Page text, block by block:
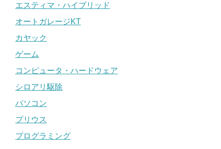
エスティマ・ハイブリッド
オートガレージKT
カヤック
ゲーム
コンピュータ・ハードウェア
シロアリ駆除
パソコン
プリウス
プログラミング